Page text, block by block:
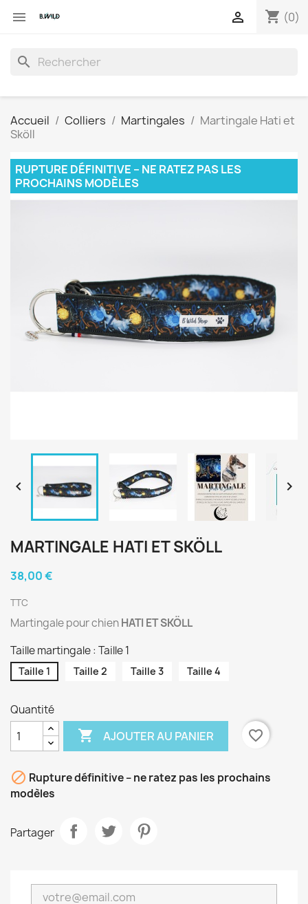
 shopping_cart (0)

search
Accueil Colliers Martingales
Martingale Hati et
Sköll
RUPTURE DÉFINITIVE – NE RATEZ PAS LES
PROCHAINS MODÈLES
 
MARTINGALE HATI ET SKÖLL
38,00 €
TTC
Martingale pour chienHATI ET SKÖLL
Taille martingale : Taille 1
Taille 1 Taille 2 Taille 3 Taille 4
Quantité
 AJOUTER AU PANIER favorite_border
 Rupture définitive – ne ratez pas les prochains
modèles
Partager